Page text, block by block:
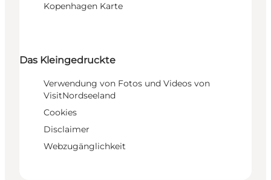
Kopenhagen Karte
Das Kleingedruckte
Verwendung von Fotos und Videos von
VisitNordseeland
Cookies
Disclaimer
Webzugänglichkeit